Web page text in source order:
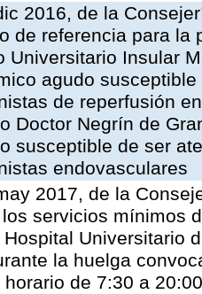
2016, de la
de referencia para la
Universitario Insular
agudo
de reperfusión
Doctor Negrín de
susceptible de ser
endovasculares
2017, de la
servicios mínimos
Universitario
la huelga
de 7:30 a